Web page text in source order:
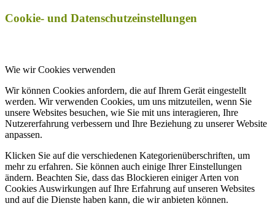
Cookie- und Datenschutzeinstellungen
Wie wir Cookies verwenden
Wir können Cookies anfordern, die auf Ihrem Gerät eingestellt
werden. Wir verwenden Cookies, um uns mitzuteilen, wenn Sie
unsere Websites besuchen, wie Sie mit uns interagieren, Ihre
Nutzererfahrung verbessern und Ihre Beziehung zu unserer Website
anpassen.
Klicken Sie auf die verschiedenen Kategorienüberschriften, um
mehr zu erfahren. Sie können auch einige Ihrer Einstellungen
ändern. Beachten Sie, dass das Blockieren einiger Arten von
Cookies Auswirkungen auf Ihre Erfahrung auf unseren Websites
und auf die Dienste haben kann, die wir anbieten können.